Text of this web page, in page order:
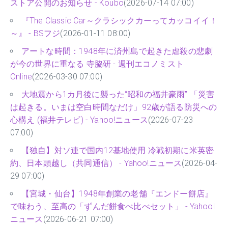
ストア公開のお知らせ - Koubo(2026-07-14 07:00)
『The Classic Car～クラシックカーってカッコイイ！
～』 - BSフジ(2026-01-11 08:00)
アートな時間：1948年に済州島で起きた虐殺の悲劇
が今の世界に重なる 寺脇研 - 週刊エコノミスト
Online(2026-03-30 07:00)
大地震から1カ月後に襲った“昭和の福井豪雨” 「災害
は起きる。いまは空白時間なだけ」92歳が語る防災への
心構え (福井テレビ) - Yahoo!ニュース(2026-07-23
07:00)
【独自】対ソ連で国内12基地使用 冷戦初期に米英密
約、日本頭越し（共同通信） - Yahoo!ニュース(2026-04-
29 07:00)
【宮城・仙台】1948年創業の老舗『エンドー餅店』
で味わう、至高の「ずんだ餅食べ比べセット」 - Yahoo!
ニュース (2026-06-21 07:00)